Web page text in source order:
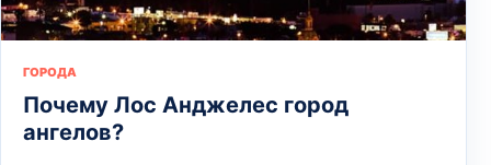
ГОРОДА
Почему Лос Анджелес город
ангелов?